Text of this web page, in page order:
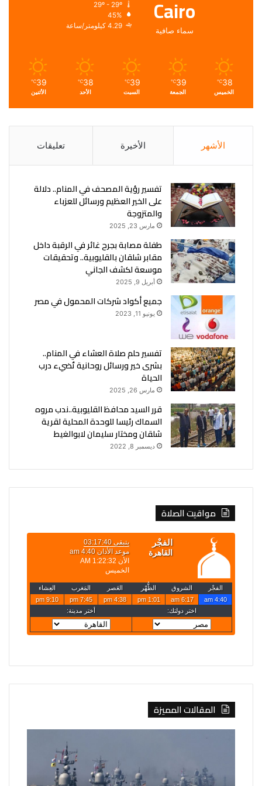
Cairo
سماء صافية
45%
4.29 كيلومتر/ساعة
38
℃
الخميس
39
℃
الجمعة
39
℃
السبت
38
℃
الأحد
39
℃
الأثنين
الأشهر الأخيرة تعليقات
تفسير رؤية المصحف في المنام.. دلالة
على الخير العظيم ورسائل للعزباء
والمتزوجة
مارس 23, 2025
طفلة مصابة بجرح غائر في الرقبة داخل
مقابر شلقان بالقليوبية.. وتحقيقات
موسعة لكشف الجاني
أبريل 9, 2025
جميع أكواد شركات المحمول في مصر
يونيو 11, 2023
تفسير حلم صلاة العشاء في المنام..
بشرى خير ورسائل روحانية تُضيء درب
الحياة
مارس 26, 2025
قرر السيد محافظ القليوبية..ندب مروه
السماك رئيسا للوحدة المحلية لقرية
شلقان ومختار سليمان لابوالغيط
ديسمبر 8, 2022
مواقيت الصلاة
المقالات المميزة